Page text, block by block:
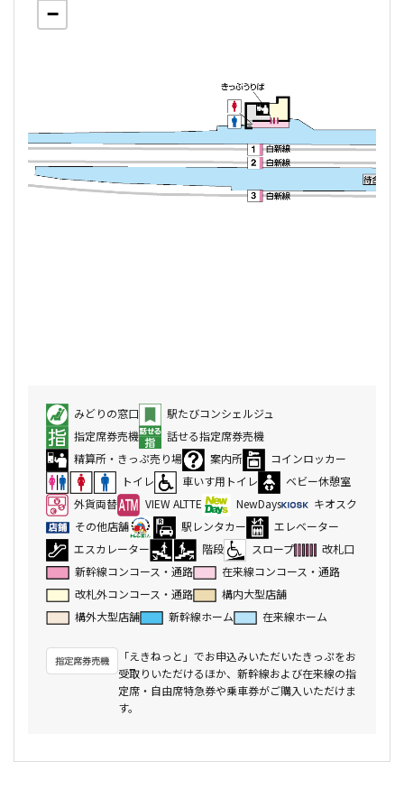
−
みどりの窓口
駅たびコンシェルジュ
指定席券売機
話せる指定席券売機
精算所・きっぷ売り場
案内所
コインロッカー
トイレ
車いす用トイレ
ベビー休憩室
外貨両替
VIEW ALTTE NewDays
キオスク
その他店舗
駅レンタカー
エレベーター
エスカレーター
階段 スロープ
改札口
新幹線コンコース・通路
在来線コンコース・通路
改札外コンコース・通路
構内大型店舗
構外大型店舗
新幹線ホーム 在来線ホーム
「えきねっと」でお申込みいただいたきっぷをお
受取りいただけるほか、新幹線および在来線の指
定席・自由席特急券や乗車券がご購入いただけま
す。